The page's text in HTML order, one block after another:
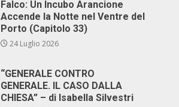
Falco: Un Incubo Arancione
Accende la Notte nel Ventre del
Porto (Capitolo 33)
24 Luglio 2026
“GENERALE CONTRO
GENERALE. IL CASO DALLA
CHIESA” – di Isabella Silvestri